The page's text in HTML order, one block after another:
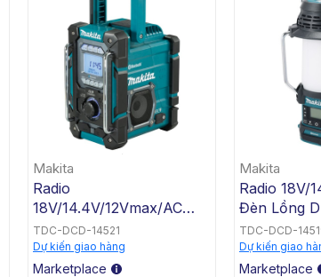
Makita
Radio
18V/14.4V/12Vmax/AC
Công Trường Có Chức
Năng Sạc Dùng Pin Và
Điện Makita DMR300
TDC-DCD-14521
Dự kiến giao hàng
Marketplace
Makita
Radio 18V/
Đèn Lồng
Makita
TDC-DCD-
Dự kiến giao
Marketplace